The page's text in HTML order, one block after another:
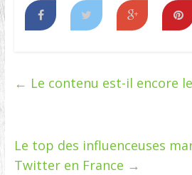
← Le contenu est-il encore
Le top des influenceuses
Twitter en France →